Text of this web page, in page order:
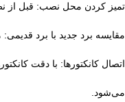
تمیز کردن محل نصب: قبل از
مقایسه برد جدید با برد
اتصال کانکتورها: با دقت
می‌شود.